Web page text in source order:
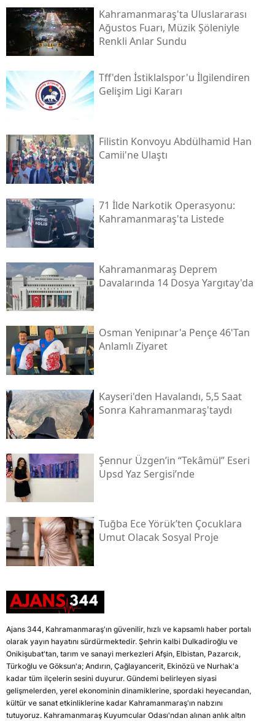
Kahramanmaraş'ta Uluslararası
Ağustos Fuarı, Müzik Şöleniyle
Renkli Anlar Sundu
Tff'den İstiklalspor'u İlgilendiren
Gelişim Ligi Kararı
Filistin Konvoyu Abdülhamid Han
Camii'ne Ulaştı
71 İlde Narkotik Operasyonu:
Kahramanmaraş'ta Listede
Kahramanmaraş Deprem
Davalarında 14 Dosya Yargıtay'da
Osman Yenipınar'a Pençe 46'tan
Anlamlı Ziyaret
Kayseri'den Havalandı, 5,5 Saat
Sonra Kahramanmaraş'taydı
Şennur Üzgen’in “tekâmül” Eseri
Upsd Yaz Sergisi’nde
Tuğba Ece Yörük’ten Çocuklara
Umut Olacak Sosyal Proje
Ajans 344, Kahramanmaraş'ın güvenilir, hızlı ve kapsamlı haber portalı
olarak yayın hayatını sürdürmektedir. Şehrin kalbi Dulkadiroğlu ve
Onikişubat'tan, tarım ve sanayi merkezleri Afşin, Elbistan, Pazarcık,
Türkoğlu ve Göksun'a; Andırın, Çağlayancerit, Ekinözü ve Nurhak'a
kadar tüm ilçelerin sesini duyurur. Gündemi belirleyen siyasi
gelişmelerden, yerel ekonominin dinamiklerine, spordaki heyecandan,
kültür ve sanat etkinliklerine kadar Kahramanmaraş'ın nabzını
tutuyoruz. Kahramanmaraş Kuyumcular Odası'ndan alınan anlık altın